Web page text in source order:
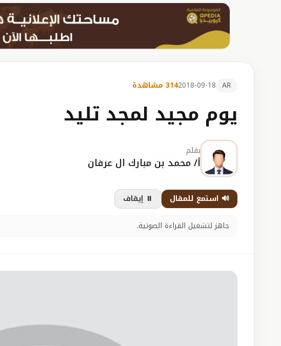
AR
2018-09-18314 مشاهدة
يوم مجيد لمجد تليد
بقلم
أ/ محمد بن مبارك ال عرفان
🔊 استمع للمقال
⏸️ إيقاف
جاهز لتشغيل القراءة الصوتية.